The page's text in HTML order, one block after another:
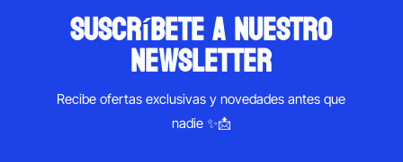
suscríbete a nuestro
newsletter
Recibe ofertas exclusivas y novedades antes que
nadie ✨📩